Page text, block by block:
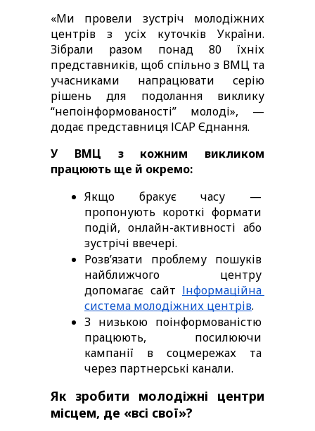
«Ми провели зустріч молодіжних
центрів з усіх куточків України.
Зібрали разом понад 80 їхніх
представників, щоб спільно з ВМЦ та
учасниками напрацювати серію
рішень для подолання виклику
“непоінформованості” молоді», —
додає представниця ІСАР Єднання.
У ВМЦ з кожним викликом
працюють ще й окремо:
Якщо бракує часу —
пропонують короткі формати
подій, онлайн-активності або
зустрічі ввечері.
Розв’язати проблему пошуків
найближчого центру
допомагає сайт Інформаційна
система молодіжних центрів.
З низькою поінформованістю
працюють, посилюючи
кампанії в соцмережах та
через партнерські канали.
Як зробити молодіжні центри
місцем, де «всі свої»?